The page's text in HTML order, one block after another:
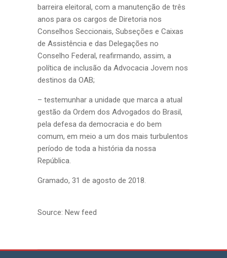
barreira eleitoral, com a manutenção de três
anos para os cargos de Diretoria nos
Conselhos Seccionais, Subseções e Caixas
de Assistência e das Delegações no
Conselho Federal, reafirmando, assim, a
política de inclusão da Advocacia Jovem nos
destinos da OAB;
– testemunhar a unidade que marca a atual
gestão da Ordem dos Advogados do Brasil,
pela defesa da democracia e do bem
comum, em meio a um dos mais turbulentos
período de toda a história da nossa
República.
Gramado, 31 de agosto de 2018.
Source: New feed